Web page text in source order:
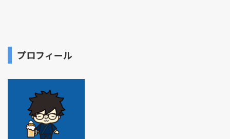
プロフィール